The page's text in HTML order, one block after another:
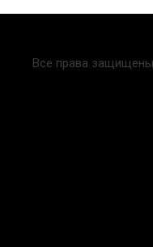
Все права